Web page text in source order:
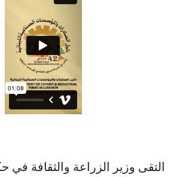
التقى وزير الزراعة والثقافة